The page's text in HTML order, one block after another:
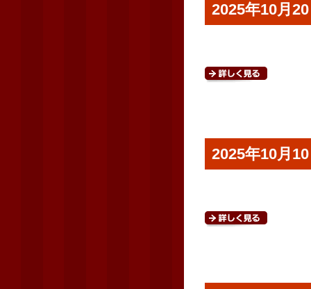
2025年10月
2025年10月